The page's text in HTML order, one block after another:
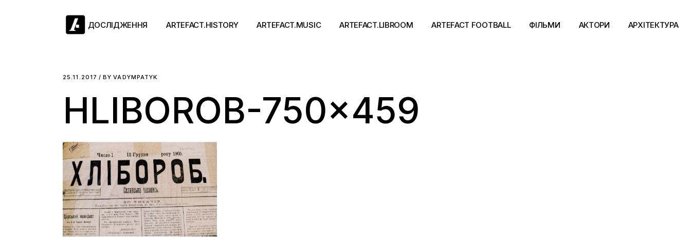
ДОСЛІДЖЕННЯ ARTEFACT.HISTORY
Такі середні віки
Ранній модерн
Новітні історії
ARTEFACT.MUSIC
Концерти
ARTEFACT.LIBROOM
Події
ARTEFACT FOOTBALL ФІЛЬМИ АКТОРИ АРХІТЕКТУРА
25.11.2017 BY VADYMPATYK
HLIBOROB-750×459